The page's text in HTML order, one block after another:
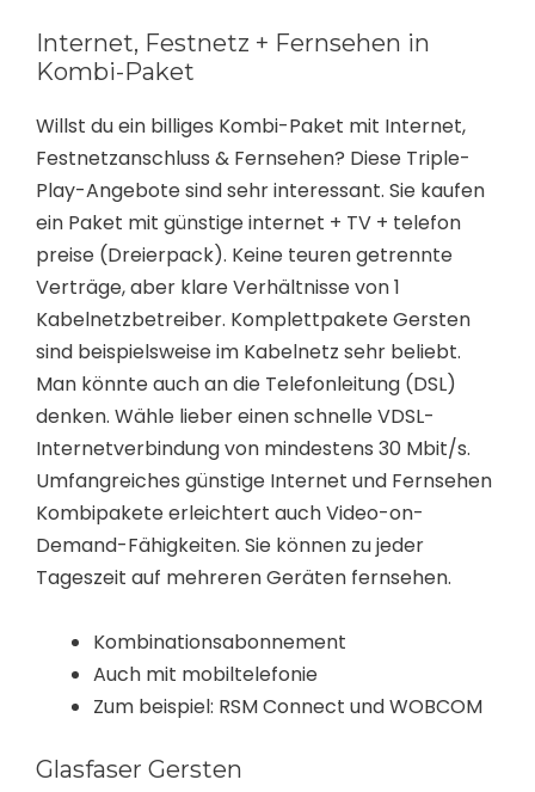
Internet, Festnetz + Fernsehen in
Kombi-Paket
Willst du ein billiges Kombi-Paket mit Internet,
Festnetzanschluss & Fernsehen? Diese Triple-
Play-Angebote sind sehr interessant. Sie kaufen
ein Paket mit günstige internet + TV + telefon
preise (Dreierpack). Keine teuren getrennte
Verträge, aber klare Verhältnisse von 1
Kabelnetzbetreiber. Komplettpakete Gersten
sind beispielsweise im Kabelnetz sehr beliebt.
Man könnte auch an die Telefonleitung (DSL)
denken. Wähle lieber einen schnelle VDSL-
Internetverbindung von mindestens 30 Mbit/s.
Umfangreiches günstige Internet und Fernsehen
Kombipakete erleichtert auch Video-on-
Demand-Fähigkeiten. Sie können zu jeder
Tageszeit auf mehreren Geräten fernsehen.
Kombinationsabonnement
Auch mit mobiltelefonie
Zum beispiel: RSM Connect und WOBCOM
Glasfaser Gersten